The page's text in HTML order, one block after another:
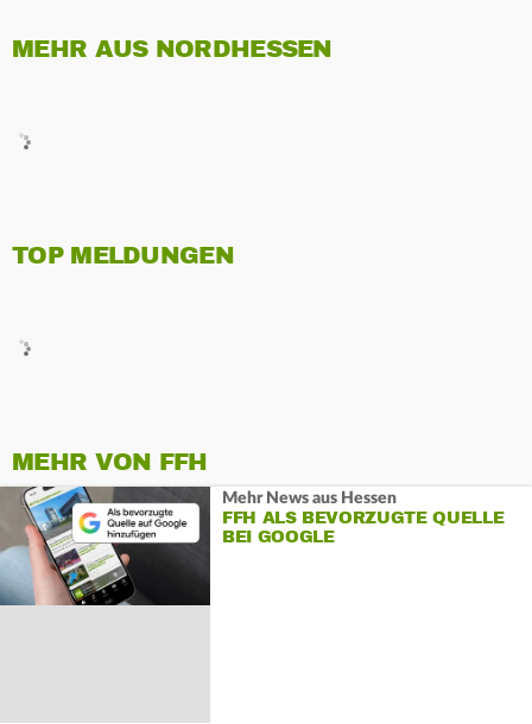
MEHR AUS NORDHESSEN
TOP MELDUNGEN
MEHR VON FFH
Mehr News aus Hessen
FFH ALS BEVORZUGTE QUELLE
BEI GOOGLE